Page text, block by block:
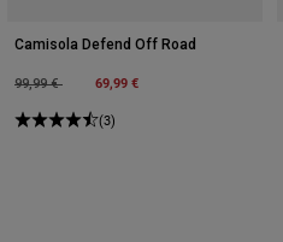
Camisola Defend Off Road
Price reduced from
99,99 €to 69,99 €
(3)